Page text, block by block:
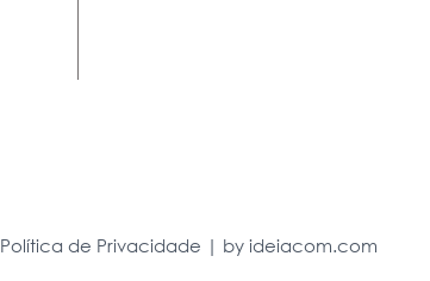
Política de Privacidade | by ideiacom.com